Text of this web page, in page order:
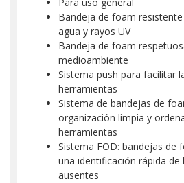
Bandeja de foam
agua y rayos UV
Bandeja de foam
medioambiente
Sistema push para facilitar
herramientas
Sistema de bandejas de
organización limpia y
herramientas
Sistema FOD: bandejas de
una identificación rápida de
ausentes